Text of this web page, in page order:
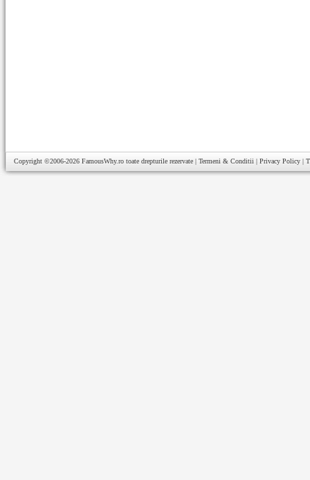
Copyright ©2006-2026 FamousWhy.ro toate drepturile rezervate | Termeni & Conditii | Privacy Policy |